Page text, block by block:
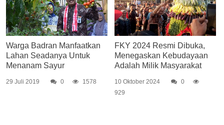
Warga Badran Manfaatkan
Lahan Seadanya Untuk
Menanam Sayur
29 Juli 2019 0 1578
FKY 2024 Resmi Dibuka,
Menegaskan Kebudayaan
Adalah Milik Masyarakat
10 Oktober 2024
0
929